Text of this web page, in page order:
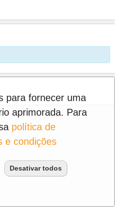
para fornecer uma
aprimorada. Para
política de
e condições
Desativar todos